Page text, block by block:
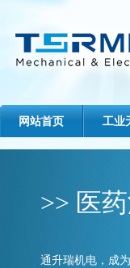
网站首页 工业
>> 医
通升瑞机电，成